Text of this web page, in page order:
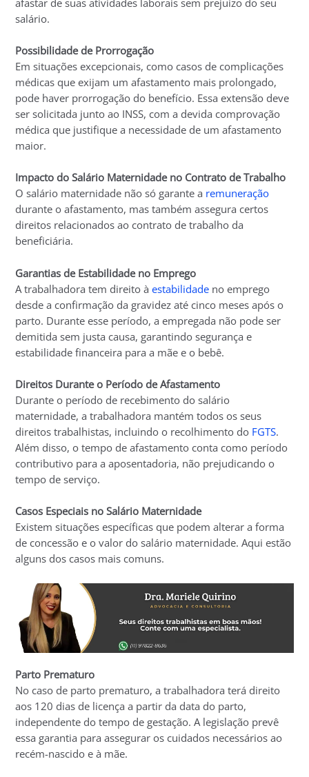
salário.
Possibilidade de Prorrogação
Em situações excepcionais, como casos de complicações
médicas que exijam um afastamento mais prolongado,
pode haver prorrogação do benefício. Essa extensão deve
ser solicitada junto ao INSS, com a devida comprovação
médica que justifique a necessidade de um afastamento
maior.
Impacto do Salário Maternidade no Contrato de Trabalho
O salário maternidade não só garante a remuneração
durante o afastamento, mas também assegura certos
direitos relacionados ao contrato de trabalho da
beneficiária.
Garantias de Estabilidade no Emprego
A trabalhadora tem direito àestabilidade no emprego
desde a confirmação da gravidez até cinco meses após o
parto. Durante esse período, a empregada não pode ser
demitida sem justa causa, garantindo segurança e
estabilidade financeira para a mãe e o bebê.
Direitos Durante o Período de Afastamento
Durante o período de recebimento do salário
maternidade, a trabalhadora mantém todos os seus
direitos trabalhistas, incluindo o recolhimento do FGTS.
Além disso, o tempo de afastamento conta como período
contributivo para a aposentadoria, não prejudicando o
tempo de serviço.
Casos Especiais no Salário Maternidade
Existem situações específicas que podem alterar a forma
de concessão e o valor do salário maternidade. Aqui estão
alguns dos casos mais comuns.
Parto Prematuro
No caso de parto prematuro, a trabalhadora terá direito
aos 120 dias de licença a partir da data do parto,
independente do tempo de gestação. A legislação prevê
essa garantia para assegurar os cuidados necessários ao
recém-nascido e à mãe.